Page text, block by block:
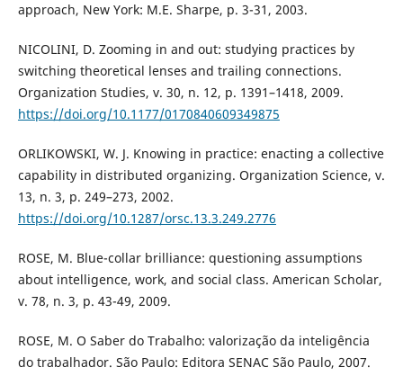
approach, New York: M.E. Sharpe, p. 3-31, 2003.
NICOLINI, D. Zooming in and out: studying practices by
switching theoretical lenses and trailing connections.
Organization Studies, v. 30, n. 12, p. 1391–1418, 2009.
https://doi.org/10.1177/0170840609349875
ORLIKOWSKI, W. J. Knowing in practice: enacting a collective
capability in distributed organizing. Organization Science, v.
13, n. 3, p. 249–273, 2002.
https://doi.org/10.1287/orsc.13.3.249.2776
ROSE, M. Blue-collar brilliance: questioning assumptions
about intelligence, work, and social class. American Scholar,
v. 78, n. 3, p. 43-49, 2009.
ROSE, M. O Saber do Trabalho: valorização da inteligência
do trabalhador. São Paulo: Editora SENAC São Paulo, 2007.